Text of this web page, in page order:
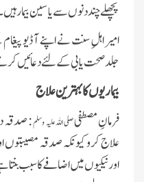
پچھلے چند دنوں سے یاسین بیمار
امیر اہلِ سنت نے اپنے آڈیو
جلد صحت یابی کے لئے دعائیں
بیماریوں کا بہترین علاج
فرمانِ مصطفیصلی اللہ علیہ وسلم: صدقہ
علاج کرو کیونکہ صدقہ مصیبتوں
اور نیکیوں میں اضافے کا سبب